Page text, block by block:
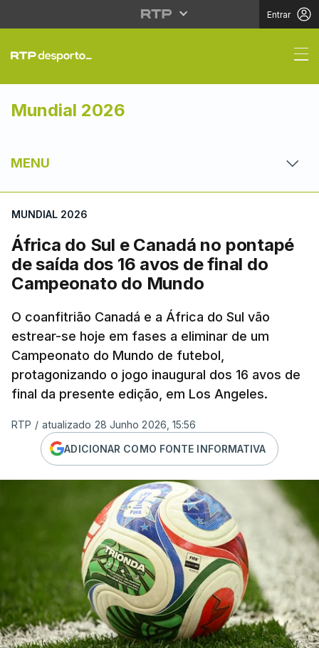
Entrar
África do Sul e
Mundial 2026
MENU
MUNDIAL 2026
África do Sul e Canadá no pontapé
de saída dos 16 avos de final do
Campeonato do Mundo
O coanfitrião Canadá e a África do Sul vão
estrear-se hoje em fases a eliminar de um
Campeonato do Mundo de futebol,
protagonizando o jogo inaugural dos 16 avos de
final da presente edição, em Los Angeles.
RTP / atualizado 28 Junho 2026, 15:56
ADICIONAR COMO FONTE INFORMATIVA